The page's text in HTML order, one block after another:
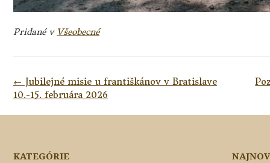
Pridané v Všeobecné
Navigácia
v
← Jubilejné misie u františkánov v Bratislave
10.-15. februára 2026
KATEGÓRIE